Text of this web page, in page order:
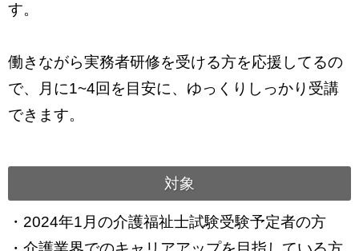
す。
働きながら実務者研修を受ける方を応援してるの
で、月に1~4回を目安に、ゆっくりしっかり受講
できます。
対象
・2024年1月の介護福祉士試験受験予定者の方